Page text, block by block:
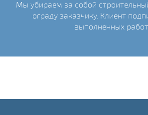
Мы убираем за собой
ограду заказчику. Клиент
выполненных